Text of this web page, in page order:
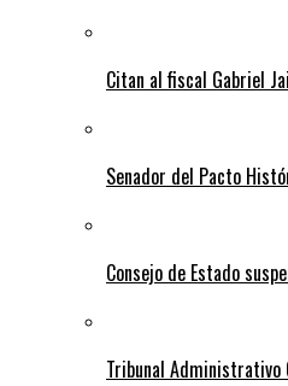
Citan al fiscal Gabriel
Senador del Pacto
Consejo de Estado
Tribunal Administrativo